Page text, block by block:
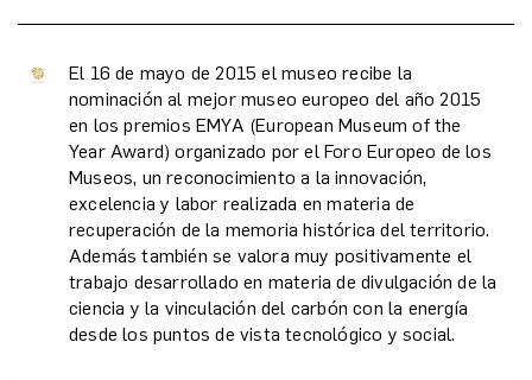
El 16 de mayo de 2015 el museo recibe la
nominación al mejor museo europeo del año 2015
en los premios EMYA (European Museum of the
Year Award) organizado por el Foro Europeo de los
Museos, un reconocimiento a la innovación,
excelencia y labor realizada en materia de
recuperación de la memoria histórica del territorio.
Además también se valora muy positivamente el
trabajo desarrollado en materia de divulgación de la
ciencia y la vinculación del carbón con la energía
desde los puntos de vista tecnológico y social.